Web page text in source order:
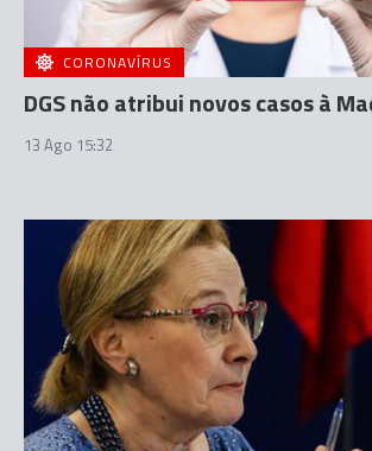
CORONAVÍRUS
DGS não atribui novos casos à
13 Ago 15:32